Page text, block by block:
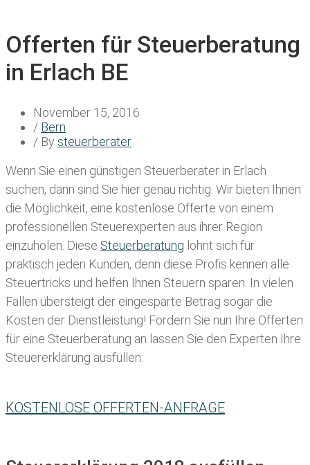
Offerten für Steuerberatung
in Erlach BE
November 15, 2016
/ Bern
/ By steuerberater
Wenn Sie einen günstigen Steuerberater in Erlach
suchen, dann sind Sie hier genau richtig. Wir bieten Ihnen
die Möglichkeit, eine kostenlose Offerte von einem
professionellen Steuerexperten aus ihrer Region
einzuholen. Diese Steuerberatung lohnt sich für
praktisch jeden Kunden, denn diese Profis kennen alle
Steuertricks und helfen Ihnen Steuern sparen. In vielen
Fällen übersteigt der eingesparte Betrag sogar die
Kosten der Dienstleistung! Fordern Sie nun Ihre Offerten
für eine Steuerberatung an lassen Sie den Experten Ihre
Steuererklärung ausfüllen:
KOSTENLOSE OFFERTEN-ANFRAGE